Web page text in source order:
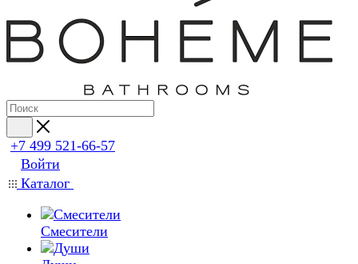
+7 499 521-66-57
Войти
Каталог
Смесители